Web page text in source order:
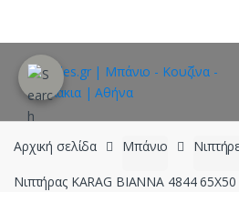
navigation
content
Αρχική σελίδα Μπάνιο
Νιπτήρας KARAG BIANNA 4844 65X50